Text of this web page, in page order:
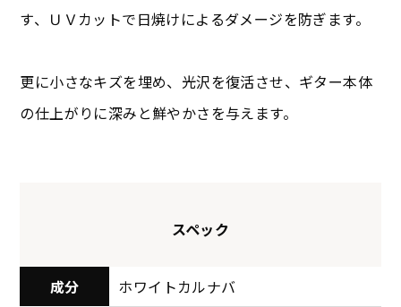
す、ＵＶカットで日焼けによるダメージを防ぎます。
更に小さなキズを埋め、光沢を復活させ、ギター本体
の仕上がりに深みと鮮やかさを与えます。
スペック
成分
ホワイトカルナバ